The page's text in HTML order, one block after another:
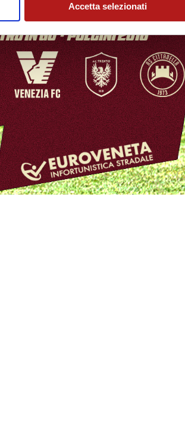
Accetta selezionati